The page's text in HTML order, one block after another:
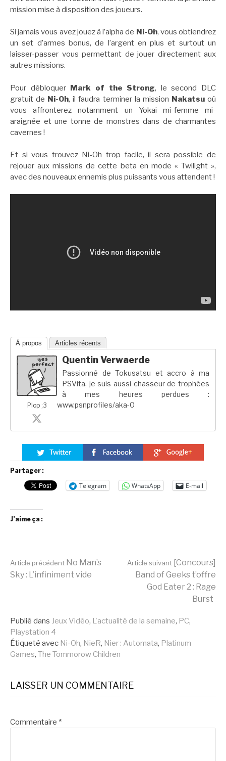
mission mise à disposition des joueurs.
Si jamais vous avez jouez à l’alpha de Ni-Oh, vous obtiendrez
un set d’armes bonus, de l’argent en plus et surtout un
laisser-passer vous permettant de jouer directement aux
autres missions.
Pour débloquer Mark of the Strong, le second DLC
gratuit de Ni-Oh, il faudra terminer la mission Nakatsuoù
vous affronterez notamment un Yokai mi-femme mi-
araignée et une tonne de monstres dans de charmantes
cavernes !
Et si vous trouvez Ni-Oh trop facile, il sera possible de
rejouer aux missions de cette beta en mode « Twilight »,
avec des nouveaux ennemis plus puissants vous attendent !
À propos Articles récents
Plop ;3
Quentin Verwaerde
Passionné de Tokusatsu et accro à ma
PSVita, je suis aussi chasseur de trophées
à mes heures perdues :
www.psnprofiles/aka-0
Partager :
Telegram WhatsApp E-mail
J’aime ça :
Lire
suite
Article précédent No Man’s
Sky : L’infiniment vide
Article suivant [Concours]
Band of Geeks t’offre
God Eater 2 : Rage
Burst
Publié dans Jeux Vidéo, L'actualité de la semaine, PC,
Playstation 4
Étiqueté avec Ni-Oh, NieR, Nier : Automata, Platinum
Games, The Tommorow Children
LAISSER UN COMMENTAIRE
Commentaire *